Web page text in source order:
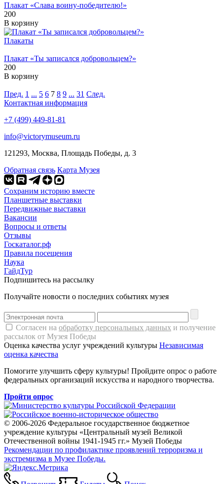
Плакат «Слава воину-победителю!»
200
В корзину
Плакаты
Плакат «Ты записался добровольцем?»
200
В корзину
Пред. 1 ... 5 6 7 8 9 ... 31 След.
Контактная информация
+7 (499) 449-81-81
info@victorymuseum.ru
121293, Москва, Площадь Победы, д. 3
Обратная связь Карта Музея
Сохраним историю вместе
Планшетные выставки
Передвижные выставки
Вакансии
Вопросы и ответы
Отзывы
Госкаталог.рф
Правила посещения
Наука
ГайдТур
Подпишитесь на рассылку
Получайте новости о последних событиях музея
Согласен на обработку персональных данных и получение
рассылок от Музея Победы
Оценка качества услуг учреждений культуры Независимая
оценка качества
Помогите улучшить сферу культуры! Пройдите опрос о работе
федеральных организаций искусства и народного творчества.
Пройти опрос
© 2006-2026 Федеральное государственное бюджетное
учреждение культуры «Центральный музей Великой
Отечественной войны 1941-1945 гг.» Музей Победы
Рекомендации по профилактике проявлений терроризма и
экстремизма в Музее Победы.